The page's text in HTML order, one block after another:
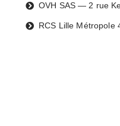
OVH SAS — 2 rue
RCS Lille Métropole